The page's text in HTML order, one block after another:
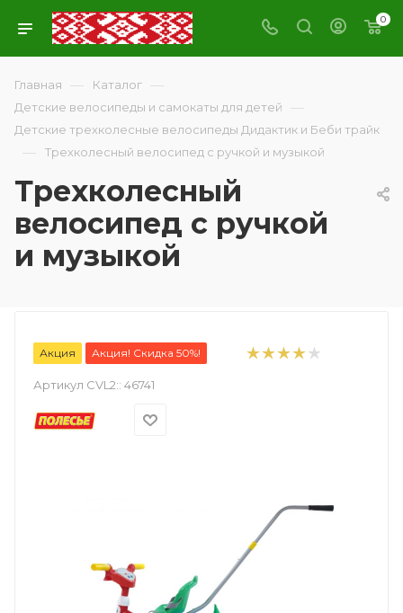
0
Главная — Каталог —
Детские велосипеды и самокаты для детей —
Детские трехколесные велосипеды Дидактик и Беби трайк
— Трехколесный велосипед с ручкой и музыкой
Трехколесный
велосипед с ручкой
и музыкой
Акция Акция! Скидка 50%!
Артикул CVL2:: 46741